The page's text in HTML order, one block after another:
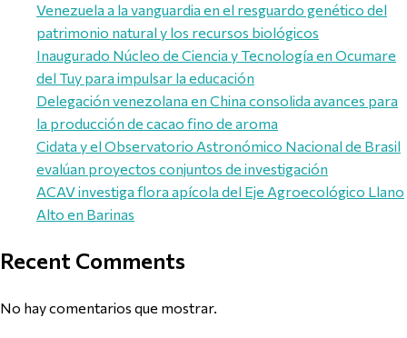
Venezuela a la vanguardia en el resguardo genético del
patrimonio natural y los recursos biológicos
Inaugurado Núcleo de Ciencia y Tecnología en Ocumare
del Tuy para impulsar la educación
Delegación venezolana en China consolida avances para
la producción de cacao fino de aroma
Cidata y el Observatorio Astronómico Nacional de Brasil
evalúan proyectos conjuntos de investigación
ACAV investiga flora apícola del Eje Agroecológico Llano
Alto en Barinas
Recent Comments
No hay comentarios que mostrar.